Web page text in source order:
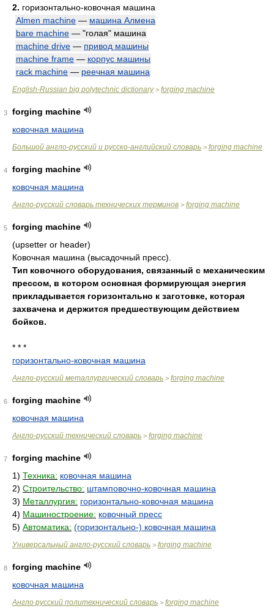
2. горизонтально-ковочная машина
Almen machine — машина Алмена
bare machine — "голая" машина
machine drive — привод машины
machine frame — корпус машины
rack machine — реечная машина
English-Russian big polytechnic dictionary> forging machine
3
forging machine
ковочная машина
Большой англо-русский и русско-английский словарь > forging machine
4
forging machine
ковочная машина
Англо-русский словарь технических терминов > forging machine
5
forging machine
(upsetter or header)
Ковочная машина (высадочный пресс).
Тип ковочного оборудования, связанный с механическим
прессом, в котором основная формирующая энергия
прикладывается горизонтально к заготовке, которая
захвачена и держится предшествующим действием
бойков.
* * *
горизонтально-ковочная машина
Англо-русский металлургический словарь > forging machine
6
forging machine
ковочная машина
Англо-русский технический словарь > forging machine
7
forging machine
1) Техника: ковочная машина
2) Строительство: штамповочно-ковочная машина
3) Металлургия: горизонтально-ковочная машина
4) Машиностроение: ковочный пресс
5) Автоматика: (горизонтально-) ковочная машина
Универсальный англо-русский словарь > forging machine
8
forging machine
ковочная машина
Англо русский политехнический словарь > forging machine